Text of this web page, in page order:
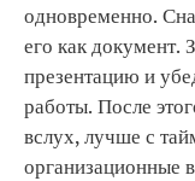
одновременно.
его как документ.
презентацию и
работы. После
вслух, лучше с
организационные